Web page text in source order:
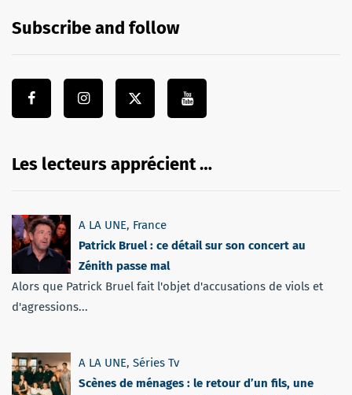
Subscribe and follow
Les lecteurs apprécient …
A LA UNE, France
Patrick Bruel : ce détail sur son concert au
Zénith passe mal
Alors que Patrick Bruel fait l'objet d'accusations de viols et
d'agressions...
A LA UNE, Séries Tv
Scènes de ménages : le retour d’un fils, une